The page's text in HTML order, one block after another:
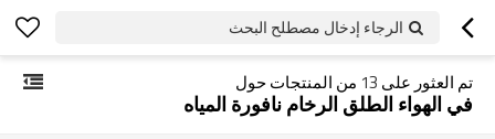
الرجاء إدخال مصطلح البحث
تم العثور على 13 من المنتجات حول
في الهواء الطلق الرخام نافورة المياه